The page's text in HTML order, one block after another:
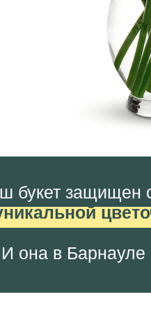
букет защищен
И она в Барнауле